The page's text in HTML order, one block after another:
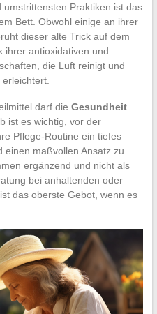
Praktiken ist das
Bett. Obwohl einige an ihrer
dieser alte Trick auf dem
ihrer antioxidativen und
die Luft reinigt und
darf die Gesundheit
ist es wichtig, vor der
Pflege-Routine ein tiefes
einen maßvollen Ansatz zu
ergänzend und nicht als
bei anhaltenden oder
das oberste Gebot, wenn es